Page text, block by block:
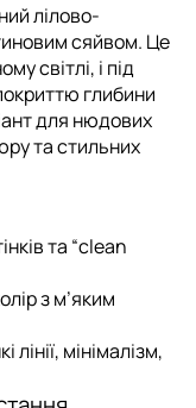
лілово-
сяйвом. Це
світлі, і під
глибини
для нюдових
та стильних
та “clean
з м’яким
мінімалізм,